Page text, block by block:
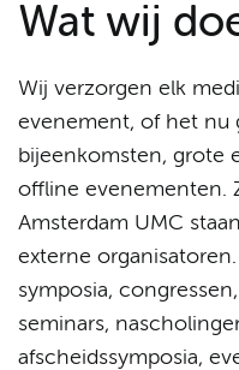
Wat wij
Wij verzorgen elk
evenement, of het nu
bijeenkomsten, grote
offline evenementen.
Amsterdam UMC
externe
symposia,
seminars,
afscheidssymposia,